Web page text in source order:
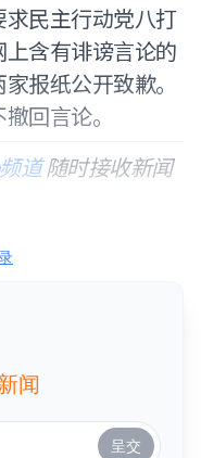
民主行动党八打
含有诽谤言论的
报纸公开致歉。
回言论。
道随时接收新闻
闻